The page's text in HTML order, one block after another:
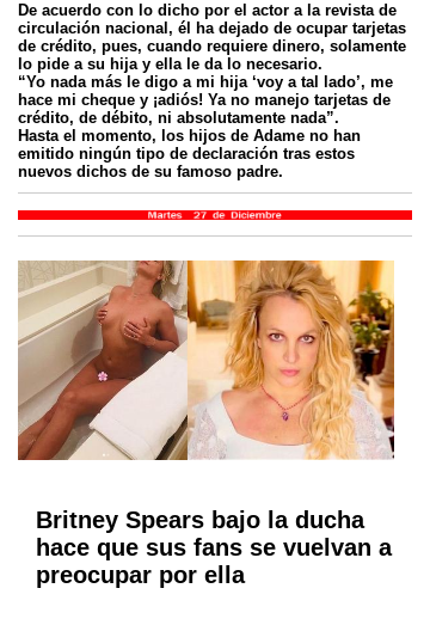
De acuerdo con lo dicho por el actor a la revista de
circulación nacional, él ha dejado de ocupar tarjetas
de crédito, pues, cuando requiere dinero, solamente
lo pide a su hija y ella le da lo necesario.
“Yo nada más le digo a mi hija ‘voy a tal lado’, me
hace mi cheque y ¡adiós! Ya no manejo tarjetas de
crédito, de débito, ni absolutamente nada”.
Hasta el momento, los hijos de Adame no han
emitido ningún tipo de declaración tras estos
nuevos dichos de su famoso padre.
Britney Spears bajo la ducha
hace que sus fans se vuelvan a
preocupar por ella